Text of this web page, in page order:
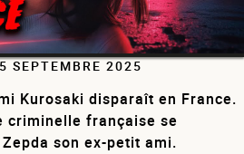
SEPTEMBRE 2025
Kurosaki disparaît en France.
française se
son ex-petit ami.